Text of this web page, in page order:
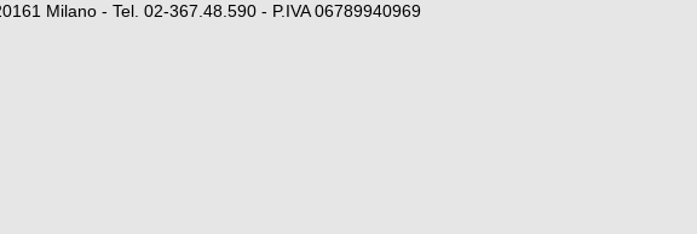
Milano - Tel. 02-367.48.590 - P.IVA 06789940969